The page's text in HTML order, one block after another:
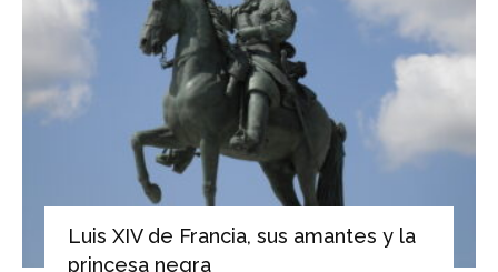
Luis XIV de Francia, sus amantes y la
princesa negra